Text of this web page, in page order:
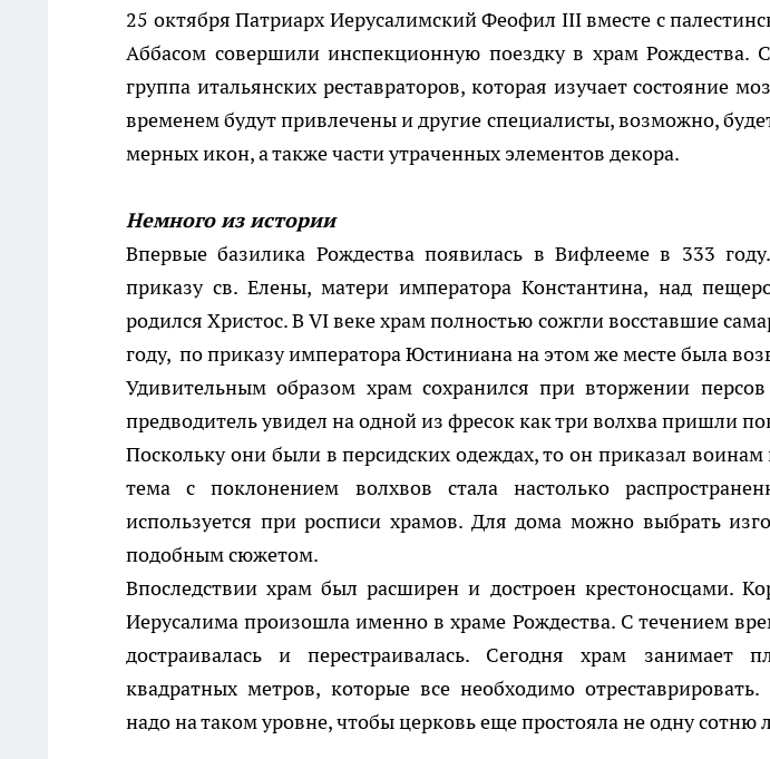
25 октября Патриарх Иерусалимский Феофил III вместе с
Аббасом совершили инспекционную поездку в храм Рождества.
группа итальянских реставраторов, которая изучает состояние
временем будут привлечены и другие специалисты, возможно,
мерных икон, а также части утраченных элементов декора.
Немного из истории
Впервые базилика Рождества появилась в Вифлееме в 333
приказу св. Елены, матери императора Константина, над
родился Христос. В VI веке храм полностью сожгли восставшие
году, по приказу императора Юстиниана на этом же месте была
Удивительным образом храм сохранился при вторжении
предводитель увидел на одной из фресок как три волхва пришли
Поскольку они были в персидских одеждах, то он приказал воинам
тема с поклонением волхвов стала настолько
используется при росписи храмов. Для дома можно выбрать
подобным сюжетом.
Впоследствии храм был расширен и достроен крестоносцами.
Иерусалима произошла именно в храме Рождества. С течением
достраивалась и перестраивалась. Сегодня храм занимает
квадратных метров, которые все необходимо
надо на таком уровне, чтобы церковь еще простояла не одну сотню